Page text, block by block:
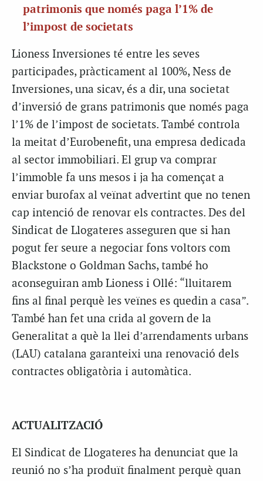
patrimonis que només paga l’1% de
l’impost de societats
Lioness Inversiones té entre les seves
participades, pràcticament al 100%, Ness de
Inversiones, una sicav, és a dir, una societat
d’inversió de grans patrimonis que només paga
l’1% de l’impost de societats. També controla
la meitat d’Eurobenefit, una empresa dedicada
al sector immobiliari. El grup va comprar
l’immoble fa uns mesos i ja ha començat a
enviar burofax al veïnat advertint que no tenen
cap intenció de renovar els contractes. Des del
Sindicat de Llogateres asseguren que si han
pogut fer seure a negociar fons voltors com
Blackstone o Goldman Sachs, també ho
aconseguiran amb Lioness i Ollé: “lluitarem
fins al final perquè les veïnes es quedin a casa”.
També han fet una crida al govern de la
Generalitat a què la llei d’arrendaments urbans
(LAU) catalana garanteixi una renovació dels
contractes obligatòria i automàtica.
ACTUALITZACIÓ
El Sindicat de Llogateres ha denunciat que la
reunió no s’ha produït finalment perquè quan